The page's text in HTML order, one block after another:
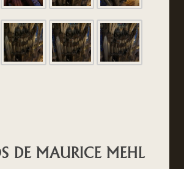
DE MAURICE MEHL